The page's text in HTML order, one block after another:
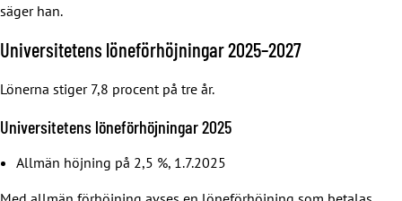
säger han.
Universitetens löneförhöjningar 2025–2027
Lönerna stiger 7,8 procent på tre år.
Universitetens löneförhöjningar 2025
Allmän höjning på 2,5 %, 1.7.2025